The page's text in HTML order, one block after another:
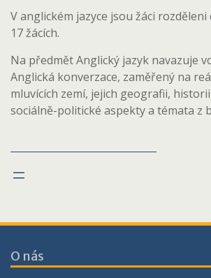
V anglickém jazyce jsou žáci
17 žácích.
Na předmět Anglický jazyk navazuje
Anglická konverzace, zaměřený na
mluvících zemí, jejich geografii,
sociálně-politické aspekty a témata z
O nás